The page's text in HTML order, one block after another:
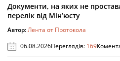
Документи, на яких не
перелік від Мін’юсту
Автор:Лента от Протокола
06.08.2026Переглядів: 169